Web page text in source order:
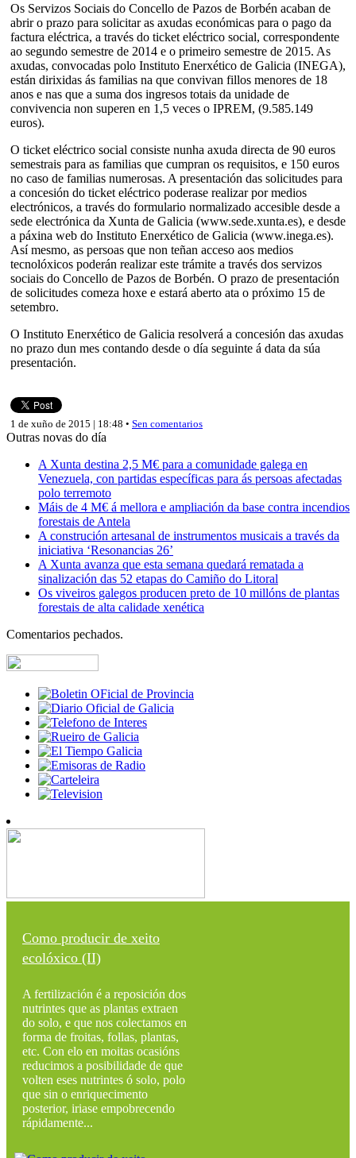
Os Servizos Sociais do Concello de Pazos de Borbén acaban de
abrir o prazo para solicitar as axudas económicas para o pago da
factura eléctrica, a través do ticket eléctrico social, correspondente
ao segundo semestre de 2014 e o primeiro semestre de 2015. As
axudas, convocadas polo Instituto Enerxético de Galicia (INEGA),
están dirixidas ás familias na que convivan fillos menores de 18
anos e nas que a suma dos ingresos totais da unidade de
convivencia non superen en 1,5 veces o IPREM, (9.585.149
euros).
O ticket eléctrico social consiste nunha axuda directa de 90 euros
semestrais para as familias que cumpran os requisitos, e 150 euros
no caso de familias numerosas. A presentación das solicitudes para
a concesión do ticket eléctrico poderase realizar por medios
electrónicos, a través do formulario normalizado accesible desde a
sede electrónica da Xunta de Galicia (www.sede.xunta.es), e desde
a páxina web do Instituto Enerxético de Galicia (www.inega.es).
Así mesmo, as persoas que non teñan acceso aos medios
tecnolóxicos poderán realizar este trámite a través dos servizos
sociais do Concello de Pazos de Borbén. O prazo de presentación
de solicitudes comeza hoxe e estará aberto ata o próximo 15 de
setembro.
O Instituto Enerxético de Galicia resolverá a concesión das axudas
no prazo dun mes contando desde o día seguinte á data da súa
presentación.
1 de xuño de 2015 | 18:48 • Sen comentarios
Outras novas do día
A Xunta destina 2,5 M€ para a comunidade galega en
Venezuela, con partidas específicas para ás persoas afectadas
polo terremoto
Máis de 4 M€ á mellora e ampliación da base contra incendios
forestais de Antela
A construción artesanal de instrumentos musicais a través da
iniciativa ‘Resonancias 26’
A Xunta avanza que esta semana quedará rematada a
sinalización das 52 etapas do Camiño do Litoral
Os viveiros galegos producen preto de 10 millóns de plantas
forestais de alta calidade xenética
Comentarios pechados.
Como producir de xeito
ecolóxico (II)
A fertilización é a reposición dos
nutrintes que as plantas extraen
do solo, e que nos colectamos en
forma de froitas, follas, plantas,
etc. Con elo en moitas ocasións
reducimos a posibilidade de que
volten eses nutrintes ó solo, polo
que sin o enriquecimento
posterior, iriase empobrecendo
rápidamente...